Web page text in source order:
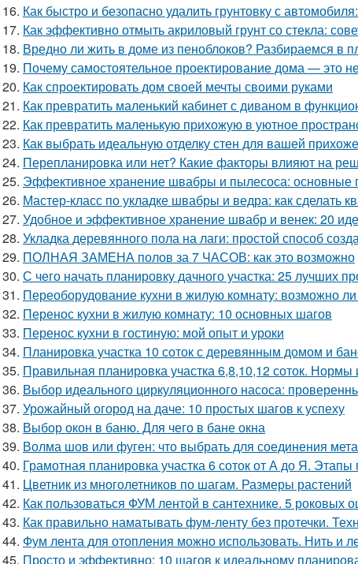
16. Как быстро и безопасно удалить грунтовку с
17. Как эффективно отмыть акриловый грунт со стекла:
18. Вредно ли жить в доме из пеноблоков? Разбираемся в
19. Почему самостоятельное проектирование дома — это
20. Как спроектировать дом своей мечты своими руками
21. Как превратить маленький кабинет с диваном в
22. Как превратить маленькую прихожую в уютное
23. Как выбрать идеальную отделку стен для вашей
24. Перепланировка или нет? Какие факторы влияют на
25. Эффективное хранение швабры и пылесоса: основные
26. Мастер-класс по укладке швабры и ведра: как сделать
27. Удобное и эффективное хранение швабр и венек: 20
28. Укладка деревянного пола на лаги: простой способ
29. ПОЛНАЯ ЗАМЕНА полов за 7 ЧАСОВ: как это возможно
30. С чего начать планировку дачного участка: 25 лучших
31. Переоборудование кухни в жилую комнату: возможно ли
32. Перенос кухни в жилую комнату: 10 основных шагов
33. Перенос кухни в гостиную: мой опыт и уроки
34. Планировка участка 10 соток с деревянным домом и
35. Правильная планировка участка 6,8,10,12 соток.
36. Выбор идеального циркуляционного насоса:
37. Урожайный огород на даче: 10 простых шагов к успеху
38. Выбор окон в баню. Для чего в бане окна
39. Волма шов или фуген: что выбрать для соединения
40. Грамотная планировка участка 6 соток от А до Я. Этапы
41. Цветник из многолетников по шагам. Размеры растений
42. Как пользоваться ФУМ лентой в сантехнике. 5
43. Как правильно наматывать фум-ленту без протечки.
44. Фум лента для отопления можно использовать. Нить и
45. Просто и эффективно: 10 шагов к идеальному